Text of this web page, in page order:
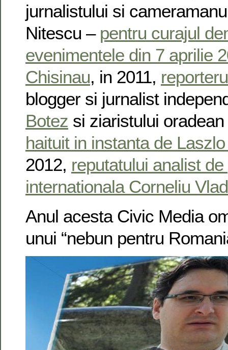
jurnalistului si
Nitescu – pentru curajul
evenimentele din 7 aprilie
Chisinau, in 2011,
blogger si jurnalist
Botez si ziaristului oradean
haituit in instanta de
2012, reputatului analist
internationala Corneliu Vlad
Anul acesta Civic Media
unui “nebun pentru